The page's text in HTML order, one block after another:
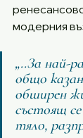
модерния
„..За най-
общо
обширен
състоящ
тяло,